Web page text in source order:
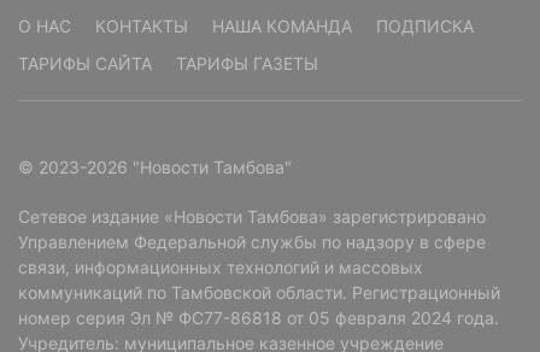
О НАС КОНТАКТЫ НАША КОМАНДА
ПОДПИСКА
ТАРИФЫ САЙТА
ТАРИФЫ ГАЗЕТЫ
© 2023-2026 "Новости Тамбова"
Сетевое издание «Новости Тамбова» зарегистрировано
Управлением Федеральной службы по надзору в сфере
связи, информационных технологий и массовых
коммуникаций по Тамбовской области. Регистрационный
номер серия Эл № ФС77-86818 от 05 февраля 2024 года.
Учредитель: муниципальное казенное учреждение